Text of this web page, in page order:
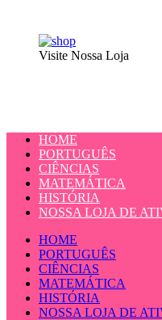
Visite Nossa Loja
HOME
PORTUGUÊS
CIÊNCIAS
MATEMÁTICA
HISTÓRIA
NOSSA LOJA DE
HOME
PORTUGUÊS
CIÊNCIAS
MATEMÁTICA
HISTÓRIA
NOSSA LOJA DE